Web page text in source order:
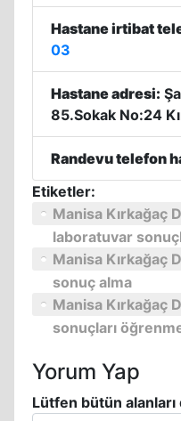
Hastane irtibat
03
Hastane adresi:
85.Sokak No:24
Randevu telefon
Etiketler:
Manisa Kırkağaç
laboratuvar
Manisa Kırkağaç
sonuç alma
Manisa Kırkağaç
sonuçları
Yorum Yap
Lütfen bütün